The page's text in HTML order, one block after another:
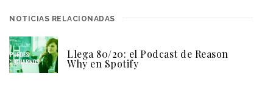
NOTICIAS RELACIONADAS
Llega 80/20: el Podcast de Reason
Why en Spotify